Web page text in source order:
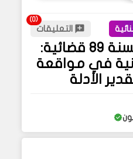
التعليقات
الطعن رقم 11424 لسنة 89 قضائية:
في مواقعة
الأدلة